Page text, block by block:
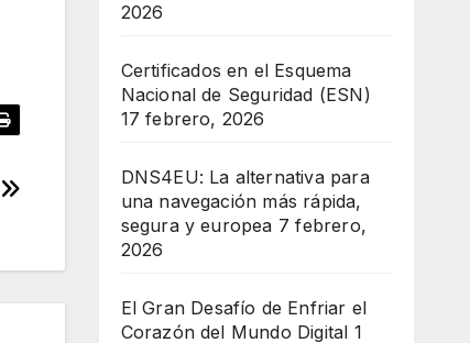
2026
Certificados en el Esquema
Nacional de Seguridad (ESN)
17 febrero, 2026
DNS4EU: La alternativa para
una navegación más rápida,
segura y europea 7 febrero,
2026
El Gran Desafío de Enfriar el
Corazón del Mundo Digital 1